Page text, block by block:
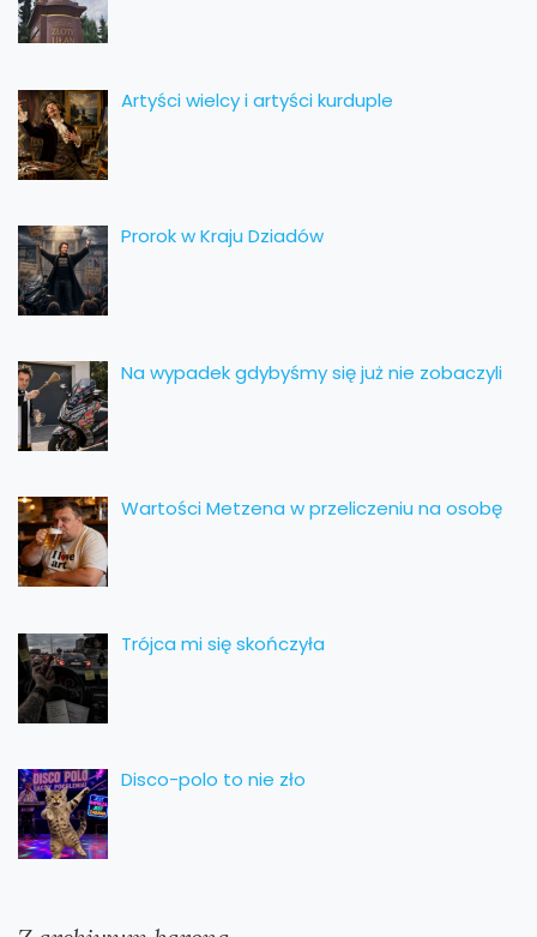
Artyści wielcy i artyści kurduple
Prorok w Kraju Dziadów
Na wypadek gdybyśmy się już nie zobaczyli
Wartości Metzena w przeliczeniu na osobę
Trójca mi się skończyła
Disco-polo to nie zło